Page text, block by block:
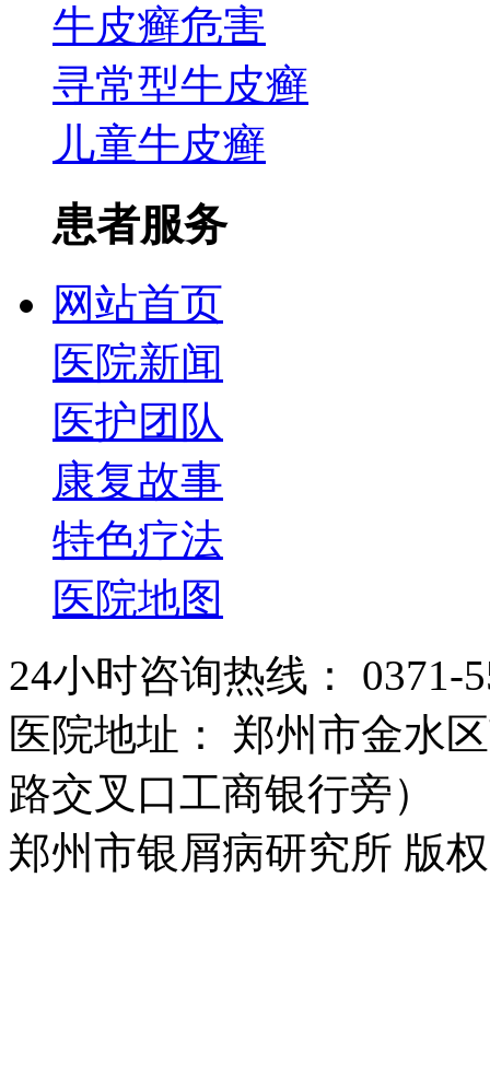
牛皮癣危害
寻常型牛皮癣
儿童牛皮癣
患者服务
网站首页
医院新闻
医护团队
康复故事
特色疗法
医院地图
24小时咨询热线： 0371-
医院地址： 郑州市金水
路交叉口工商银行旁）
郑州市银屑病研究所 版